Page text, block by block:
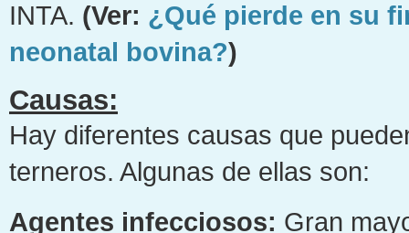
INTA. (Ver: ¿Qué pierde en su
neonatal bovina?)
Causas:
Hay diferentes causas que
terneros. Algunas de ellas son:
Agentes infecciosos: Gran